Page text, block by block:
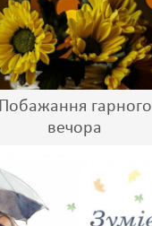
Побажання гарного
вечора